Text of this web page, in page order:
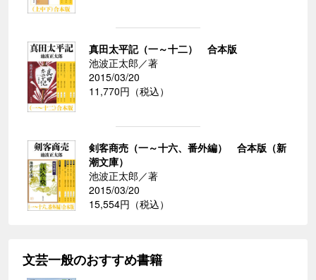
真田太平記（一～十二） 合本版
池波正太郎／著
2015/03/20
11,770円（税込）
剣客商売（一～十六、番外編） 合本版（新
潮文庫）
池波正太郎／著
2015/03/20
15,554円（税込）
文芸一般のおすすめ書籍